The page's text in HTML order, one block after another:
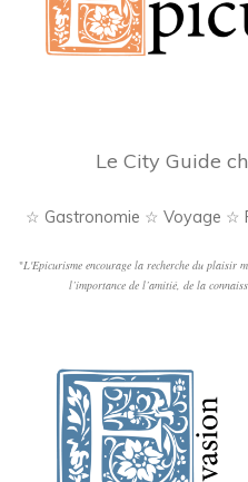
Le City Guide
☆ Gastronomie ☆ Voyage ☆
"L'Epicurisme encourage la recherche du plaisir
l’importance de l’amitié, de la